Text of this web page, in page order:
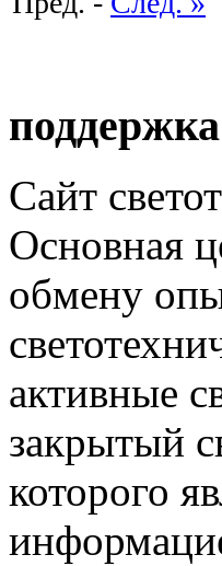
Сайт
Основная
обмену
активные
закрытый
которого